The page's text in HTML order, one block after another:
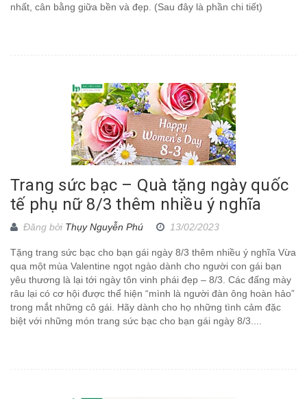
nhất, cân bằng giữa bền và đẹp. (Sau đây là phần chi tiết)
Trang sức bạc – Quà tặng ngày quốc
tế phụ nữ 8/3 thêm nhiều ý nghĩa
Đăng bởi Thụy Nguyễn Phú 13/02/2023
Tặng trang sức bạc cho bạn gái ngày 8/3 thêm nhiều ý nghĩa Vừa
qua một mùa Valentine ngọt ngào dành cho người con gái bạn
yêu thương là lại tới ngày tôn vinh phái đẹp – 8/3. Các đấng mày
râu lại có cơ hội được thể hiện “mình là người đàn ông hoàn hảo”
trong mắt những cô gái. Hãy dành cho họ những tình cảm đặc
biệt với những món trang sức bạc cho bạn gái ngày 8/3....